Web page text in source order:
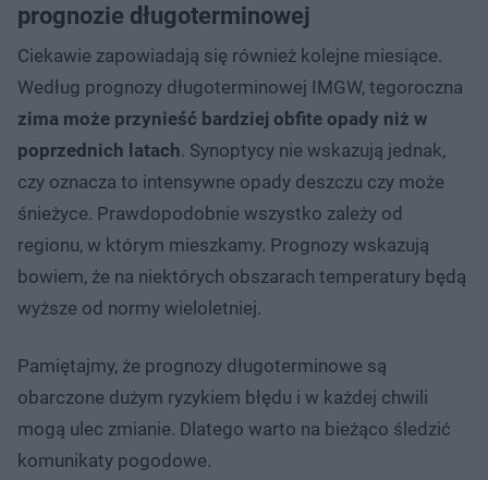
prognozie długoterminowej
Ciekawie zapowiadają się również kolejne miesiące.
Według prognozy długoterminowej IMGW, tegoroczna
zima może przynieść bardziej obfite opady niż w
poprzednich latach. Synoptycy nie wskazują jednak,
czy oznacza to intensywne opady deszczu czy może
śnieżyce. Prawdopodobnie wszystko zależy od
regionu, w którym mieszkamy. Prognozy wskazują
bowiem, że na niektórych obszarach temperatury będą
wyższe od normy wieloletniej.
Pamiętajmy, że prognozy długoterminowe są
obarczone dużym ryzykiem błędu i w każdej chwili
mogą ulec zmianie. Dlatego warto na bieżąco śledzić
komunikaty pogodowe.